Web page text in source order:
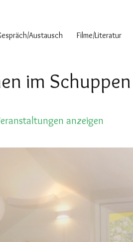
Austausch Filme/Literatur
im
anzeigen